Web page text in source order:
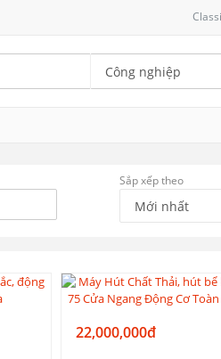
Sắp xếp theo
22,000,000đ